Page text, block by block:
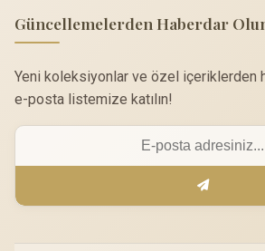
Güncellemelerden Haberdar
Yeni koleksiyonlar ve özel içeriklerden
e-posta listemize katılın!